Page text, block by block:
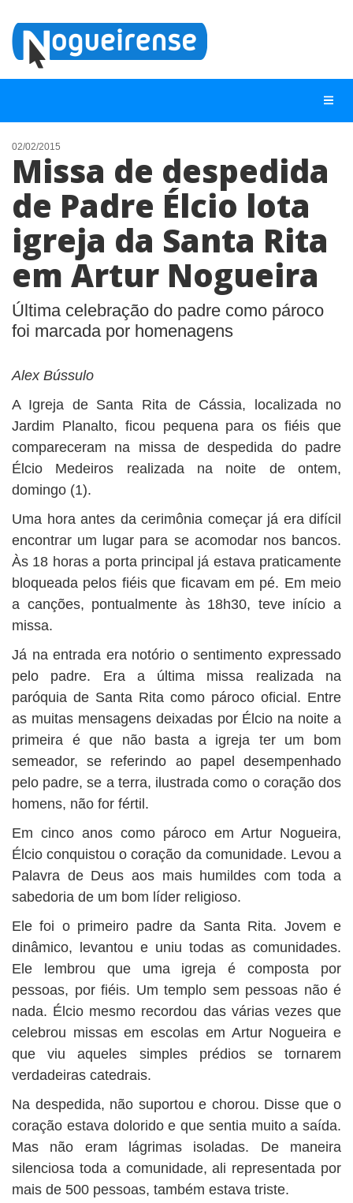
NOTÍCIAS
LISTA DIGITAL
TELEFONES ÚTEIS
QUEM SOMOS
CONTATO
ANUNCIE
02/02/2015
Missa de despedida
de Padre Élcio lota
igreja da Santa Rita
em Artur Nogueira
Última celebração do padre como pároco
foi marcada por homenagens
Alex Bússulo
A Igreja de Santa Rita de Cássia, localizada no
Jardim Planalto, ficou pequena para os fiéis que
compareceram na missa de despedida do padre
Élcio Medeiros realizada na noite de ontem,
domingo (1).
Uma hora antes da cerimônia começar já era difícil
encontrar um lugar para se acomodar nos bancos.
Às 18 horas a porta principal já estava praticamente
bloqueada pelos fiéis que ficavam em pé. Em meio
a canções, pontualmente às 18h30, teve início a
missa.
Já na entrada era notório o sentimento expressado
pelo padre. Era a última missa realizada na
paróquia de Santa Rita como pároco oficial. Entre
as muitas mensagens deixadas por Élcio na noite a
primeira é que não basta a igreja ter um bom
semeador, se referindo ao papel desempenhado
pelo padre, se a terra, ilustrada como o coração dos
homens, não for fértil.
Em cinco anos como pároco em Artur Nogueira,
Élcio conquistou o coração da comunidade. Levou a
Palavra de Deus aos mais humildes com toda a
sabedoria de um bom líder religioso.
Ele foi o primeiro padre da Santa Rita. Jovem e
dinâmico, levantou e uniu todas as comunidades.
Ele lembrou que uma igreja é composta por
pessoas, por fiéis. Um templo sem pessoas não é
nada. Élcio mesmo recordou das várias vezes que
celebrou missas em escolas em Artur Nogueira e
que viu aqueles simples prédios se tornarem
verdadeiras catedrais.
Na despedida, não suportou e chorou. Disse que o
coração estava dolorido e que sentia muito a saída.
Mas não eram lágrimas isoladas. De maneira
silenciosa toda a comunidade, ali representada por
mais de 500 pessoas, também estava triste.